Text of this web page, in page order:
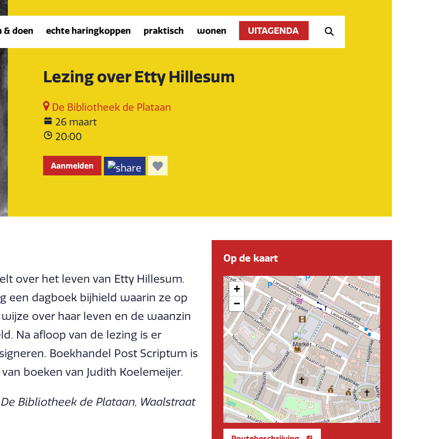
& doen echte haringkoppen praktisch wonen UITAGENDA
Lezing over Etty Hillesum
De Bibliotheek de Plataan
26 maart
20:00
Aanmelden
over het leven van Etty Hillesum.
een dagboek bijhield waarin ze op
over haar leven en de waanzin
Na afloop van de lezing is er
Boekhandel Post Scriptum is
boeken van Judith Koelemeijer.
Bibliotheek de Plataan, Waalstraat
Op de kaart
+
−